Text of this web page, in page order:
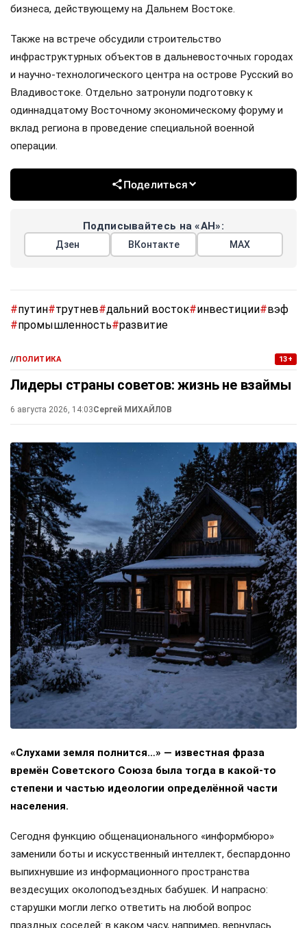
бизнеса, действующему на Дальнем Востоке.
Также на встрече обсудили строительство
инфраструктурных объектов в дальневосточных городах
и научно-технологического центра на острове Русский во
Владивостоке. Отдельно затронули подготовку к
одиннадцатому Восточному экономическому форуму и
вклад региона в проведение специальной военной
операции.
Поделиться
Подписывайтесь на «АН»:
Дзен ВКонтакте МАХ
#путин#трутнев#дальний восток#инвестиции#вэф
#промышленность#развитие
//ПОЛИТИКА 13+
Лидеры страны советов: жизнь не взаймы
6 августа 2026, 14:03Сергей МИХАЙЛОВ
«Слухами земля полнится…» — известная фраза
времён Советского Союза была тогда в какой-то
степени и частью идеологии определённой части
населения.
Сегодня функцию общенационального «информбюро»
заменили боты и искусственный интеллект, беспардонно
выпихнувшие из информационного пространства
вездесущих околоподъездных бабушек. И напрасно:
старушки могли легко ответить на любой вопрос
праздных соседей: в каком часу, например, вернулась